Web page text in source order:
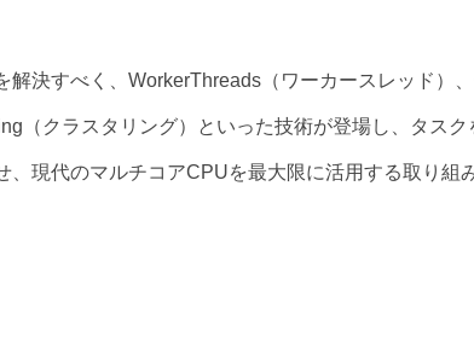
解決すべく、WorkerThreads（ワーカースレッド）
（クラスタリング）といった技術が登場し、タス
、現代のマルチコアCPUを最大限に活用する取り組